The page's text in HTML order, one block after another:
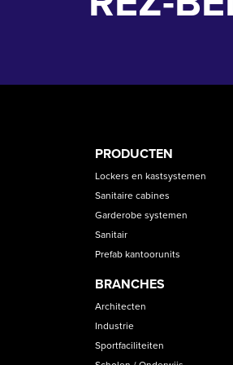
PRODUCT
PRODUCTEN
Lockers en kastsystemen
Sanitaire cabines
Garderobe systemen
Sanitair
Prefab kantoorunits
BRANCHES
Architecten
Industrie
Sportfaciliteiten